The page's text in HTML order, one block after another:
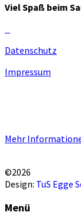
Viel Spaß beim
Datenschutz
Impressum
Mehr
©2026
Design: TuS Egge
Menü